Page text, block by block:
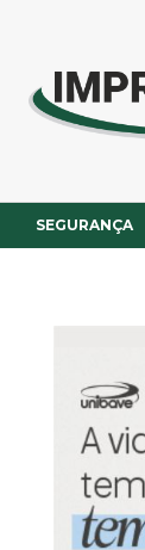
SEGURANÇA